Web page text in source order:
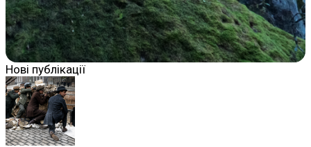
Нові публікації